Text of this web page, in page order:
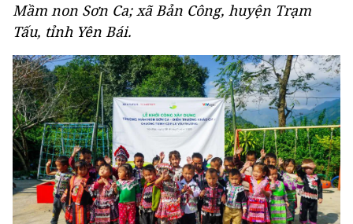
Mầm non Sơn Ca; xã Bản Công, huyện Trạm
Tấu, tỉnh Yên Bái.